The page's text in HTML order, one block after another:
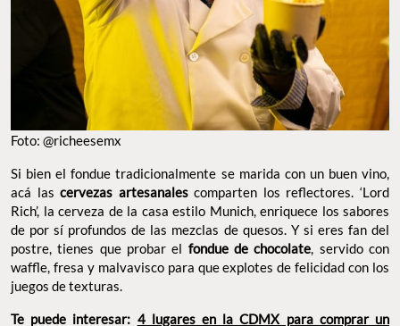
Foto: @richeesemx
Si bien el fondue tradicionalmente se marida con un buen vino,
acá lascervezas artesanalescomparten los reflectores. ‘Lord
Rich’, la cerveza de la casa estilo Munich, enriquece los sabores
de por sí profundos de las mezclas de quesos. Y si eres fan del
postre, tienes que probar el fondue de chocolate, servido con
waffle, fresa y malvavisco para que explotes de felicidad con los
juegos de texturas.
Te puede interesar: 4 lugares en la CDMX para comprar un